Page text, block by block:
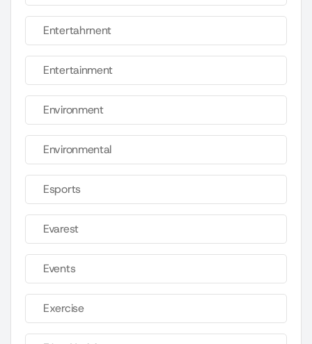
Entertahrnent
Entertainment
Environment
Environmental
Esports
Evarest
Events
Exercise